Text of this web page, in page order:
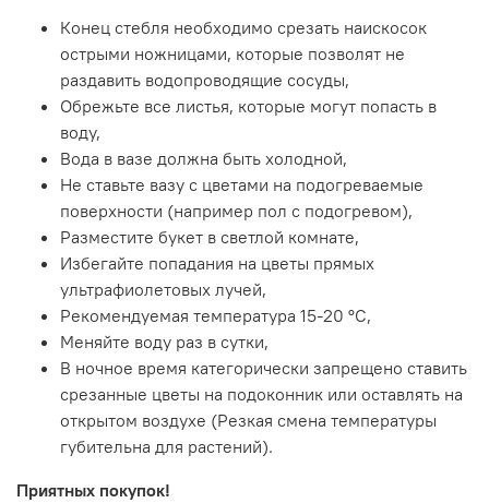
Конец стебля необходимо срезать наискосок
острыми ножницами, которые позволят не
раздавить водопроводящие сосуды,
Обрежьте все листья, которые могут попасть в
воду,
Вода в вазе должна быть холодной,
Не ставьте вазу с цветами на подогреваемые
поверхности (например пол с подогревом),
Разместите букет в светлой комнате,
Избегайте попадания на цветы прямых
ультрафиолетовых лучей,
Рекомендуемая температура 15-20 ºC,
Меняйте воду раз в сутки,
В ночное время категорически запрещено ставить
срезанные цветы на подоконник или оставлять на
открытом воздухе (Резкая смена температуры
губительна для растений).
Приятных покупок!